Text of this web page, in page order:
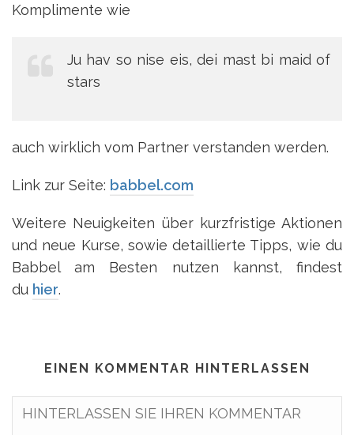
Komplimente wie
Ju hav so nise eis, dei mast bi maid of
stars
auch wirklich vom Partner verstanden werden.
Link zur Seite: babbel.com
Weitere Neuigkeiten über kurzfristige Aktionen
und neue Kurse, sowie detaillierte Tipps, wie du
Babbel am Besten nutzen kannst, findest
du hier.
EINEN KOMMENTAR HINTERLASSEN